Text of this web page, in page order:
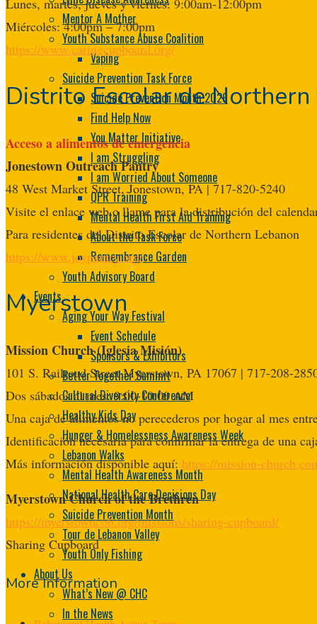
Mentor A Mother
Youth Substance Abuse Coalition
Vaping
Suicide Prevention Task Force
Suicide Prevention Month 2026
Find Help Now
You Matter Initiative
I am Struggling
I am Worried About Someone
QPR Training
Mental Health First Aid Training
About the Task Force
Remembrance Garden
Youth Advisory Board
Events
Aging Your Way Festival
Event Schedule
Sponsors & Exhibitors
Better Together Summit
Cultural Diversity Conference
Healthy Kids Day
Hunger & Homelessness Awareness Week
Lebanon Walks
Mental Health Awareness Month
National Health Care Decisions Day
Suicide Prevention Month
Tour de Lebanon Valley
Youth Only Fishing
About Us
What’s New @ CHC
In the News
Lunes, martes, jueves y viernes: 9:00am-12:00pm
Miércoles: 4:00pm – 7:00pm
https://www.caringcupboard.org/
Distrito Escolar de Northern
Acceso a alimentos de emergencia
Jonestown Outreach Pantry
48 West Market Street, Jonestown, PA | 717-820-5240
Visite el enlace web o llame para la distribución del
Para residentes del Distrito Escolar de Northern Lebanon
https://www.joypantry.org/
Myerstown
Mission Church (Iglesia Misión)
101 S. Railroad Street Myerstown, PA 17067 | 717-208-
Dos sábados al mes: 9:00-10:00 AM
Una caja de alimentos no perecederos por hogar al mes
Identificación necesaria para confirmar la entrega de una
Más información disponible aquí: https://mission-
Myerstown Church of the Brethren
https://myerstowncob.org/missions/sharing-cupboard/
Sharing Cupboard
More Information